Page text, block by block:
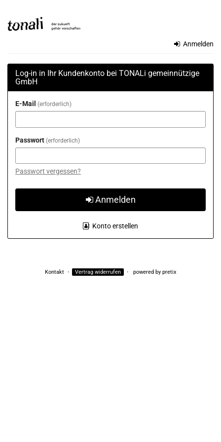
Haupt-
Inhalt
TONALi
GmbH
Anmelden
Log-in in Ihr Kundenkonto bei TONALi gemeinnützige
GmbH
E-Mail erforderlich
Passwort erforderlich
Passwort vergessen?
Anmelden
Konto erstellen
Kontakt Vertrag widerrufen powered by pretix